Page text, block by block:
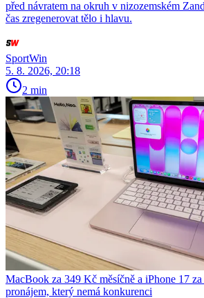
před návratem na okruh v nizozemském
čas zregenerovat tělo i hlavu.
SportWin
5. 8. 2026, 20:18
2 min
MacBook za 349 Kč měsíčně a iPhone 17
pronájem, který nemá konkurenci